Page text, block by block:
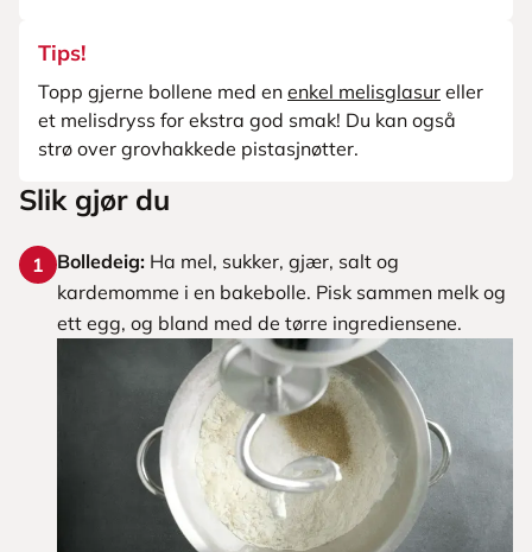
Tips!
Topp gjerne bollene med en enkel melisglasur eller
et melisdryss for ekstra god smak! Du kan også
strø over grovhakkede pistasjnøtter.
Slik gjør du
1 Bolledeig: Ha mel, sukker, gjær, salt og
kardemomme i en bakebolle. Pisk sammen melk og
ett egg, og bland med de tørre ingrediensene.